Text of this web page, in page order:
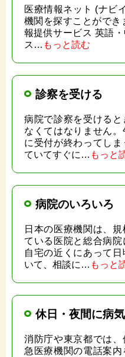
医療情報ネット (ナビ
機関を探すことができ
報提供サービス 英語
ス… もっと読む
診察を受ける
病院で診察を受ける
なくてはなりません
に受付が終わってし
ていてすぐに… もっと
病院のいろいろ
日本の医療機関は、
ている医院と総合病院
自宅の近くにあって
いて、相談に… もっと
休日・夜間に病
消防庁や東京都では
急医療機関の電話案